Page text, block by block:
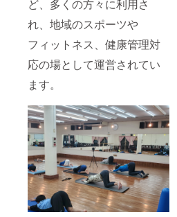
ど、多くの方々に利用さ
れ、地域のスポーツや
フィットネス、健康管理対
応の場として運営されてい
ます。